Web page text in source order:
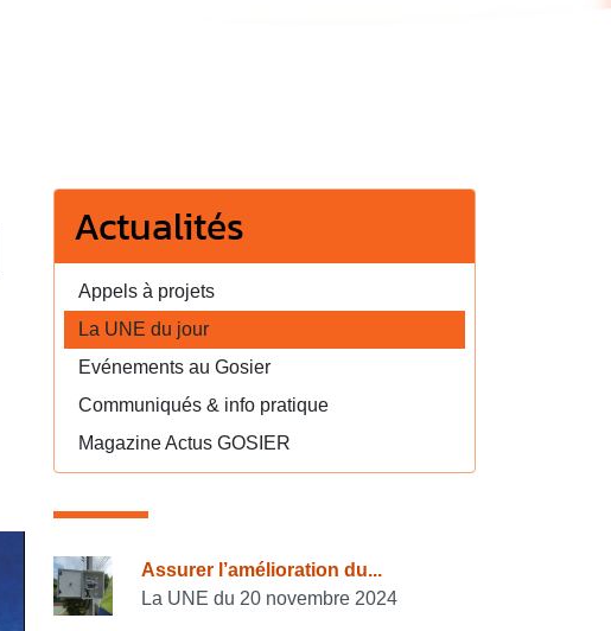
Actualités
Appels à projets
La UNE du jour
Evénements au Gosier
Communiqués & info pratique
Magazine Actus GOSIER
Consulter également
Assurer l’amélioration du...
La UNE du 20 novembre 2024